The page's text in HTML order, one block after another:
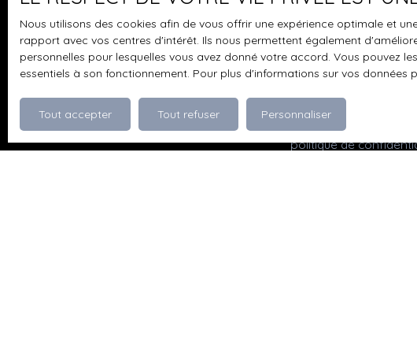
pouvez vous inscrire
prévu par l'article
www.bloctel.gouv.fr
Pour en savoir plus
politique de
Nous utilisons des cookies afin de vous offrir une expérience optimale et
rapport avec vos centres d'intérêt. Ils nous permettent également
personnelles pour lesquelles vous avez donné votre accord. Vous pouvez
essentiels à son fonctionnement. Pour plus d'informations sur vos données
Tout accepter Tout refuser Personnaliser